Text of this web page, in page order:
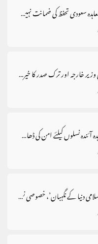
پاکستان، ترکیہ سے دفاعی معاہدہ سعودی تحفظ کی ضمانت نہیں،ابراہیم رضائی
سہ ملکی دفاعی اتحاد؛ سعودی وزیر خارجہ اور ترک صدر کا خیرمقدم، پاکستان سے اظہارِ تشکر
حرمین شریفین میں طے معاہدہ آئندہ نسلوں کیلئے امن کی ڈھال بنے، وزیراعظم
‘ترکیہ، سعودیہ، پاکستان، اسلامی دنیا کے نگہبان’، خصوصی نغمہ جاری